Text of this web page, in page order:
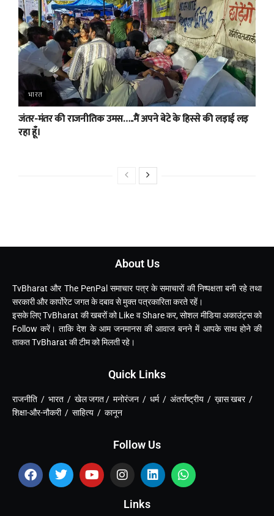
भारत
जंतर-मंतर की राजनीतिक उमस…..मैं अपने बेटे के हिस्से की लड़ाई लड़
रहा हूँ।
About Us
TvBharat और The PenPal समाचार पत्र के समाचारों की निष्पक्षता बनी रहे तथा
सरकारी और कार्पोरेट जगत के दबाव से मुक्त पत्रकारिता करते रहें।
इसके लिए TvBharat की खबरों को Like व Share कर, सोशल मीडिया अकाउंट्स को
Follow करें। ताकि देश के आम जनमानस की आवाज बनने में आपके साथ होने की
ताकत TvBharat की टीम को मिलती रहे।
Quick Links
राजनीति / भारत / खेल जगत / मनोरंजन / धर्म / अंतर्राष्ट्रीय / ख़ास खबर /
शिक्षा-और-नौकरी / साहित्य / कानून
Follow Us
Links